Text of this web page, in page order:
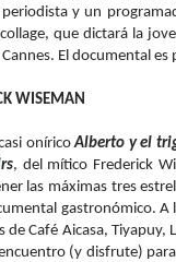
y un
que dictará la
El documental
WISEMAN
oníricoAlberto y el
, del mítico Frederick
las máximas tres
gastronómico.
Café Aicasa,
(y disfrute)